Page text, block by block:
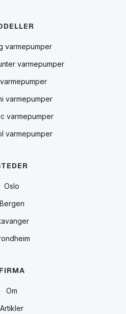
varmepumper
varmepumper
varmepumper
varmepumper
varmepumper
Oslo
Bergen
FIRMA
Om
Artikler